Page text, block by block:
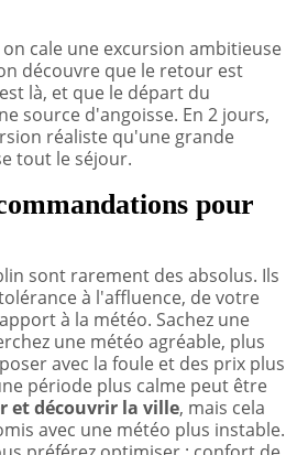
cale une excursion ambitieuse
découvre que le retour est
là, et que le départ du
source d'angoisse. En 2 jours,
réaliste qu'une grande
tout le séjour.
pour
sont rarement des absolus. Ils
à l'affluence, de votre
à la météo. Sachez une
une météo agréable, plus
avec la foule et des prix plus
période plus calme peut être
et découvrir la ville, mais cela
avec une météo plus instable.